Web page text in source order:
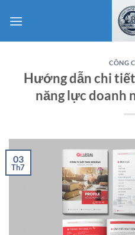
qua
CÔNG
Hướng dẫn chi
năng lực doanh
03
Th7